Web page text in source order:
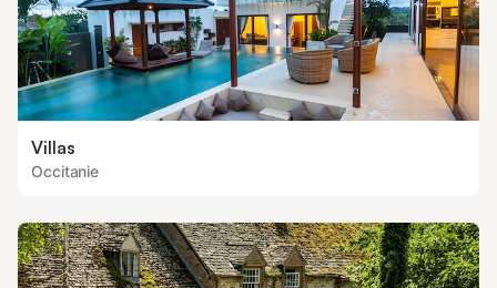
Villas
Occitanie